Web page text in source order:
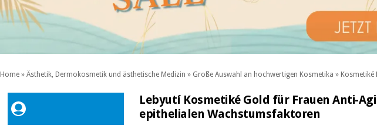
Home » Ästhetik, Dermokosmetik und ästhetische Medizin » Große Auswahl an hochwertigen Kosmetika »
Lebyutí Kosmetiké Gold für Frauen Anti-
epithelialen Wachstumsfaktoren